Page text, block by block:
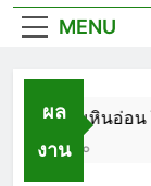
MENU
ผล
งาน
ขัดพื้นหินอ่อน
1 ปี Ago